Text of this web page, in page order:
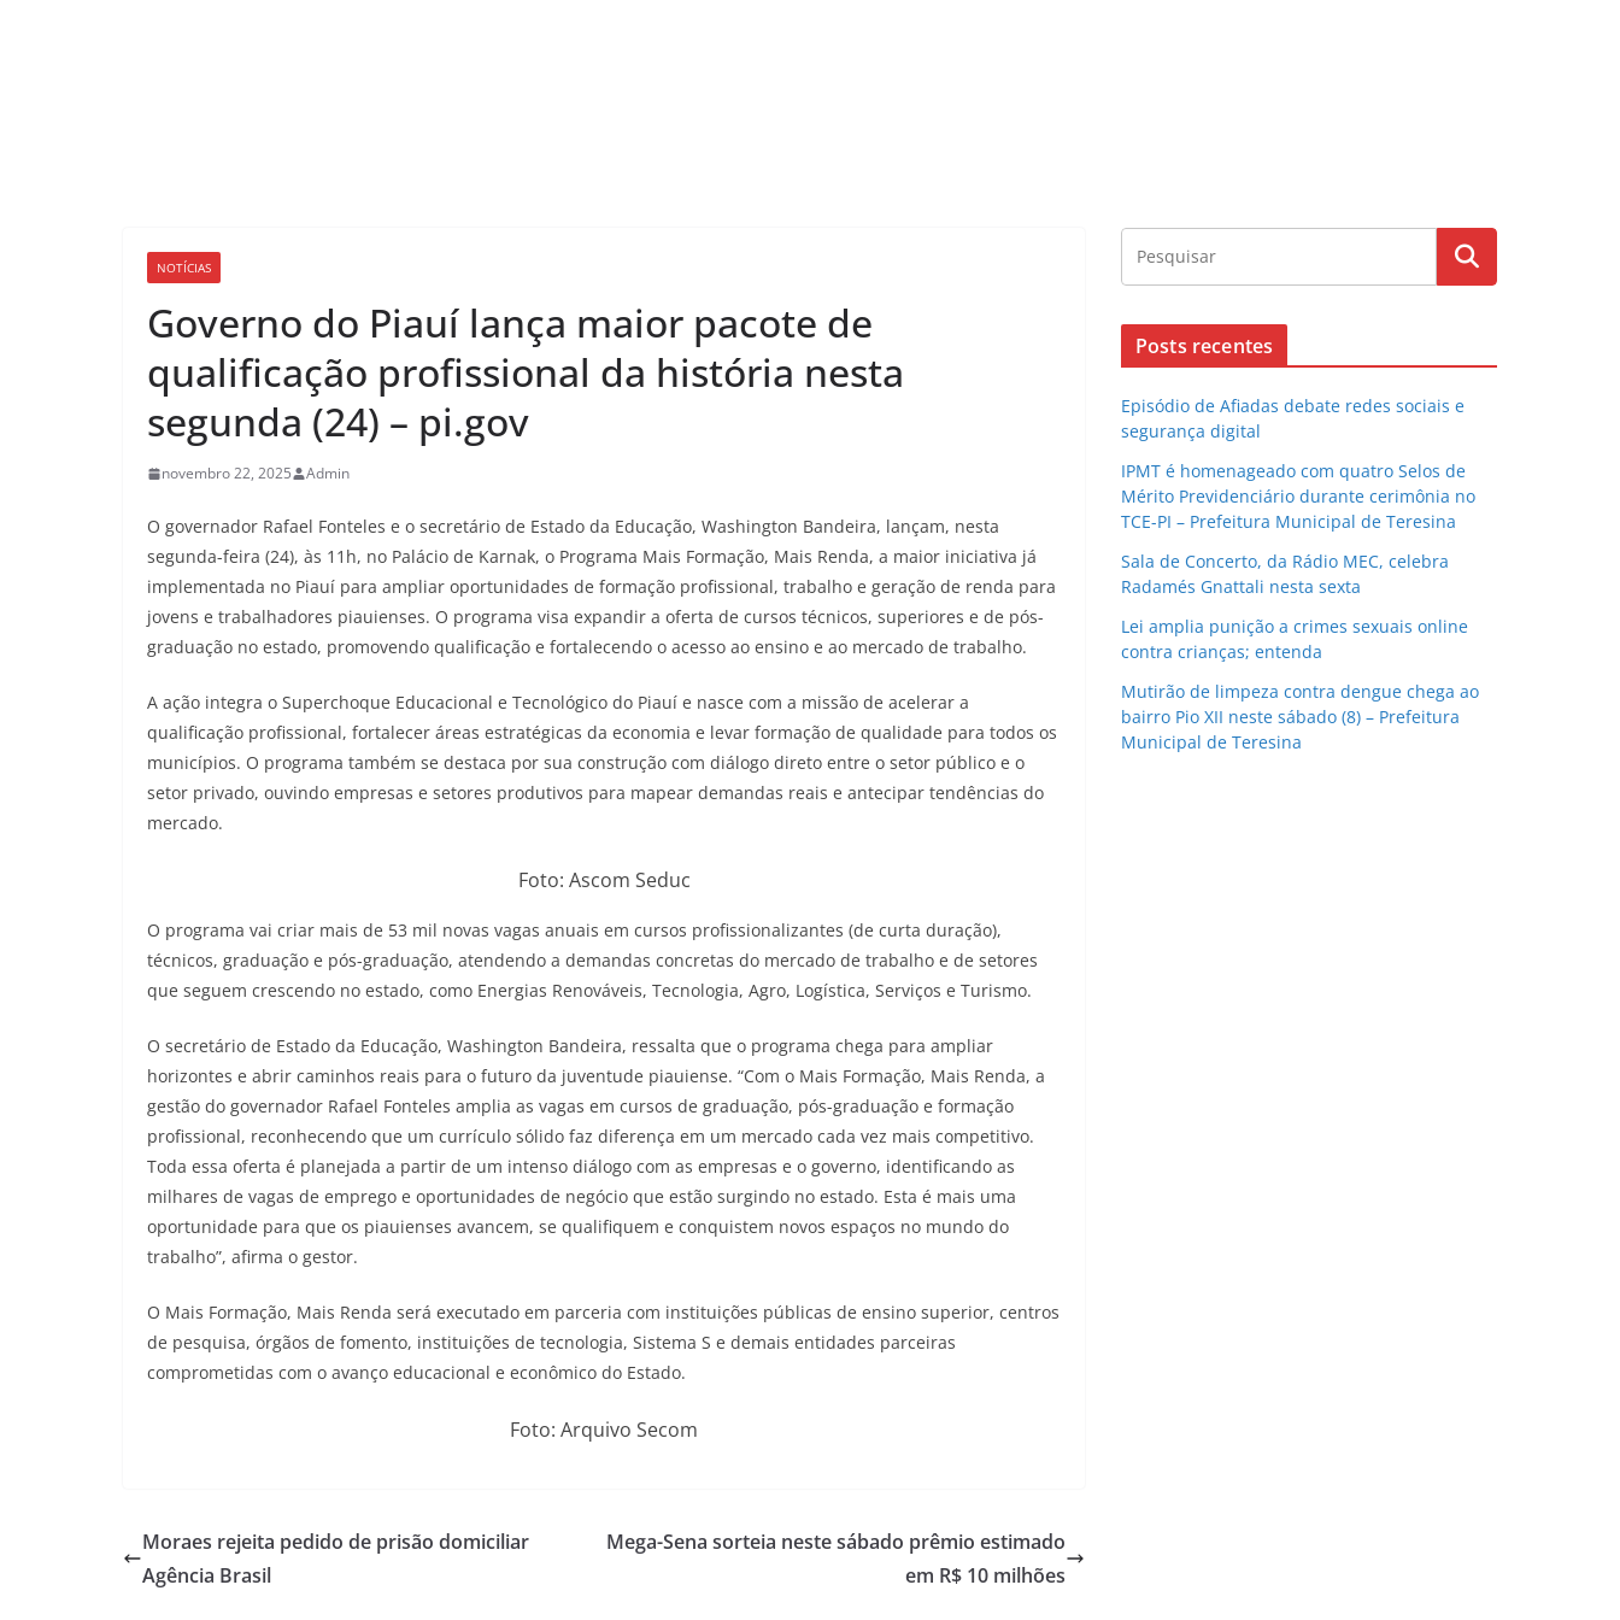
NOTÍCIAS
Governo do Piauí lança maior pacote de
qualificação profissional da história nesta
segunda (24) – pi.gov
novembro 22, 2025 Admin
O governador Rafael Fonteles e o secretário de Estado da Educação, Washington Bandeira, lançam, nesta
segunda-feira (24), às 11h, no Palácio de Karnak, o Programa Mais Formação, Mais Renda, a maior iniciativa já
implementada no Piauí para ampliar oportunidades de formação profissional, trabalho e geração de renda para
jovens e trabalhadores piauienses. O programa visa expandir a oferta de cursos técnicos, superiores e de pós-
graduação no estado, promovendo qualificação e fortalecendo o acesso ao ensino e ao mercado de trabalho.
A ação integra o Superchoque Educacional e Tecnológico do Piauí e nasce com a missão de acelerar a
qualificação profissional, fortalecer áreas estratégicas da economia e levar formação de qualidade para todos os
municípios. O programa também se destaca por sua construção com diálogo direto entre o setor público e o
setor privado, ouvindo empresas e setores produtivos para mapear demandas reais e antecipar tendências do
mercado.
Foto: Ascom Seduc
O programa vai criar mais de 53 mil novas vagas anuais em cursos profissionalizantes (de curta duração),
técnicos, graduação e pós-graduação, atendendo a demandas concretas do mercado de trabalho e de setores
que seguem crescendo no estado, como Energias Renováveis, Tecnologia, Agro, Logística, Serviços e Turismo.
O secretário de Estado da Educação, Washington Bandeira, ressalta que o programa chega para ampliar
horizontes e abrir caminhos reais para o futuro da juventude piauiense. “Com o Mais Formação, Mais Renda, a
gestão do governador Rafael Fonteles amplia as vagas em cursos de graduação, pós-graduação e formação
profissional, reconhecendo que um currículo sólido faz diferença em um mercado cada vez mais competitivo.
Toda essa oferta é planejada a partir de um intenso diálogo com as empresas e o governo, identificando as
milhares de vagas de emprego e oportunidades de negócio que estão surgindo no estado. Esta é mais uma
oportunidade para que os piauienses avancem, se qualifiquem e conquistem novos espaços no mundo do
trabalho”, afirma o gestor.
O Mais Formação, Mais Renda será executado em parceria com instituições públicas de ensino superior, centros
de pesquisa, órgãos de fomento, instituições de tecnologia, Sistema S e demais entidades parceiras
comprometidas com o avanço educacional e econômico do Estado.
Foto: Arquivo Secom
Moraes rejeita pedido de prisão domiciliar
Agência Brasil
Mega-Sena sorteia neste sábado prêmio estimado
em R$ 10 milhões
Posts recentes
Episódio de Afiadas debate redes sociais e
segurança digital
IPMT é homenageado com quatro Selos de
Mérito Previdenciário durante cerimônia no
TCE-PI – Prefeitura Municipal de Teresina
Sala de Concerto, da Rádio MEC, celebra
Radamés Gnattali nesta sexta
Lei amplia punição a crimes sexuais online
contra crianças; entenda
Mutirão de limpeza contra dengue chega ao
bairro Pio XII neste sábado (8) – Prefeitura
Municipal de Teresina